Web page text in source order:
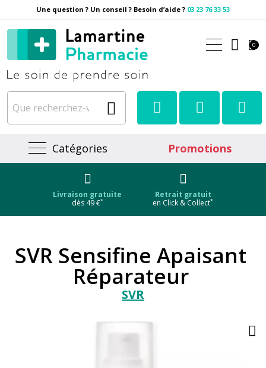
Une question ? Un conseil ? Besoin d’aide ? 03 23 76 33 53
Pharmacie Lamartine
0
Catégories Promotions
Livraison gratuite
dès 49 €*
Retrait gratuit
en Click & Collect*
SVR Sensifine Apaisant
Réparateur
SVR